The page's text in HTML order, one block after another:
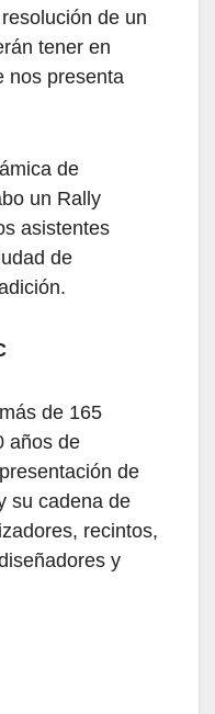
de un
tener en
nos presenta
de
un Rally
asistentes
de
de 165
años de
de
su cadena de
recintos,
y